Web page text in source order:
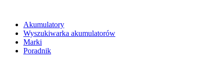
Akumulatory
Wyszukiwarka akumulatorów
Marki
Poradnik